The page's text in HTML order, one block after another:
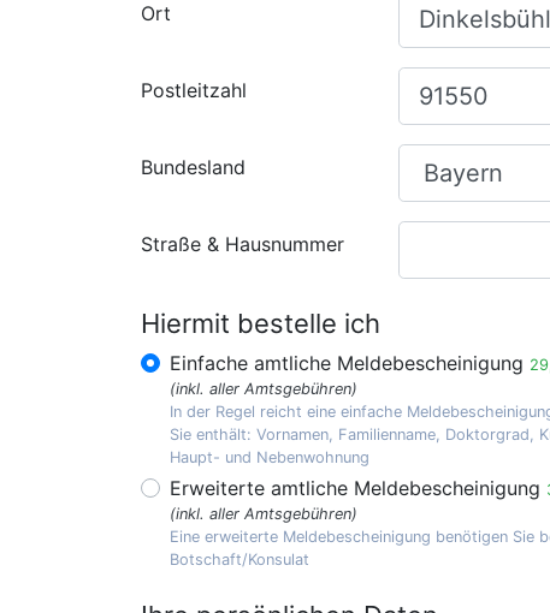
Ort
Postleitzahl
Bundesland
Straße & Hausnummer
Hiermit bestelle ich
Einfache amtliche Meldebescheinigung
(inkl. aller Amtsgebühren)
In der Regel reicht eine einfache
Sie enthält: Vornamen, Familienname,
Haupt- und Nebenwohnung
Erweiterte amtliche Meldebescheinigung
(inkl. aller Amtsgebühren)
Eine erweiterte Meldebescheinigung benötigen Sie
Botschaft/Konsulat